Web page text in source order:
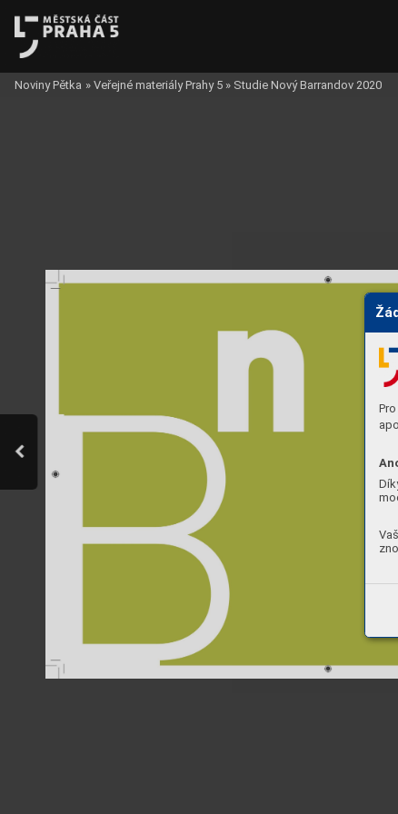
Noviny Pětka » Veřejné materiály Prahy 5 » Studie Nový Barrandov 2020